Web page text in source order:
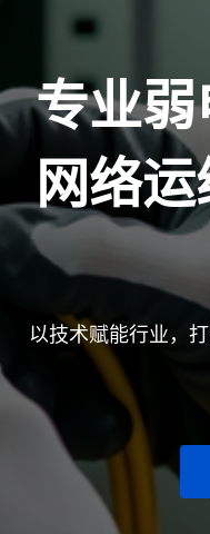
专业弱
网络
以技术赋能行业，